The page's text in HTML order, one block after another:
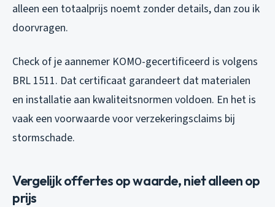
alleen een totaalprijs noemt zonder details, dan zou ik
doorvragen.
Check of je aannemer KOMO-gecertificeerd is volgens
BRL 1511. Dat certificaat garandeert dat materialen
en installatie aan kwaliteitsnormen voldoen. En het is
vaak een voorwaarde voor verzekeringsclaims bij
stormschade.
Vergelijk offertes op waarde, niet alleen op
prijs